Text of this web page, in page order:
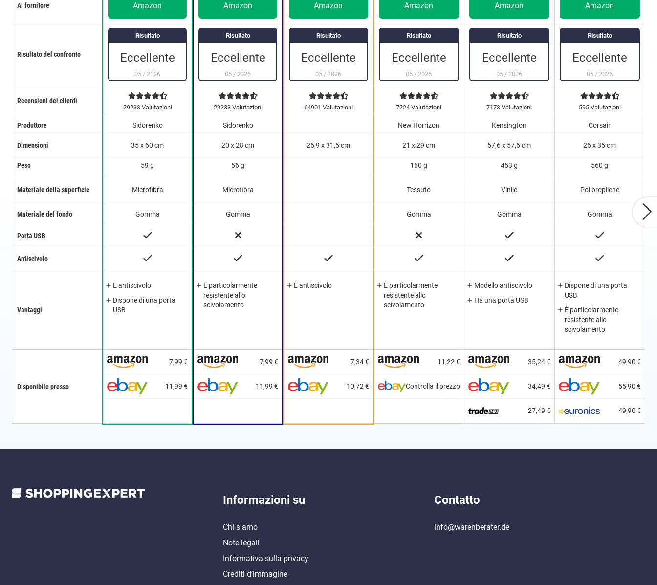
Risultato del confronto
Recensioni dei clienti
Al fornitore
Disponibile presso
Produttore
Dimensioni
Peso
Materiale della superficie
Materiale del fondo
Porta USB
Antiscivolo
Vantaggi
Risultato
Eccellente
05 / 2026
29233 Valutazioni
Amazon
7,99 €
11,99 €
Sidorenko
35 x 60 cm
59 g
Microfibra
Gomma
È antiscivolo
Dispone di una porta
USB
Risultato
Eccellente
05 / 2026
29233 Valutazioni
Amazon
7,99 €
11,99 €
Sidorenko
20 x 28 cm
56 g
Microfibra
Gomma
È particolarmente
resistente allo
scivolamento
Risultato
Eccellente
05 / 2026
64901 Valutazioni
Amazon
7,34 €
10,72 €
26,9 x 31,5 cm
È antiscivolo
Risultato
Eccellente
05 / 2026
7224 Valutazioni
Amazon
11,22 €
Controlla il prezzo
New Horrizon
21 x 29 cm
160 g
Tessuto
Gomma
È particolarmente
resistente allo
scivolamento
Risultato
Eccellente
05 / 2026
7173 Valutazioni
Amazon
35,24 €
34,49 €
27,49 €
Kensington
57,6 x 57,6 cm
453 g
Vinile
Gomma
Modello antiscivolo
Ha una porta USB
Risultato
Eccellente
05 / 2026
595 Valutazioni
Amazon
49,90 €
55,90 €
49,90 €
Corsair
26 x 35 cm
560 g
Polipropilene
Gomma
Dispone di una porta
USB
È particolarmente
resistente allo
scivolamento
Informazioni su
Chi siamo
Note legali
Informativa sulla privacy
Crediti d’immagine
Contatto
info@warenberater.de